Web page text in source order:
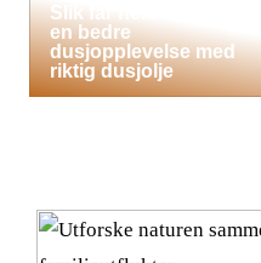
Slik får hele familien
en bedre
dusjopplevelse med
riktig dusjolje